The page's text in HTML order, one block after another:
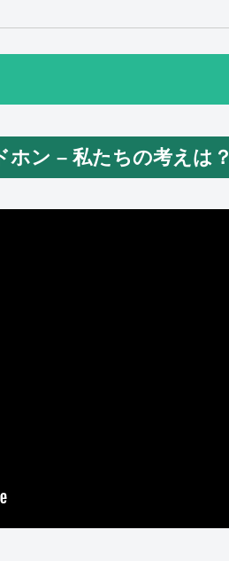
ン – 私たちの考えは？